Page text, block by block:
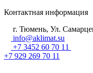
Контактная информация
г. Тюмень, Ул.
info@aklimat.su
+7 3452 60 70 11
+7 929 269 70 11